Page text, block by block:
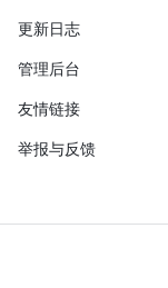
更新日志
管理后台
友情链接
举报与反馈